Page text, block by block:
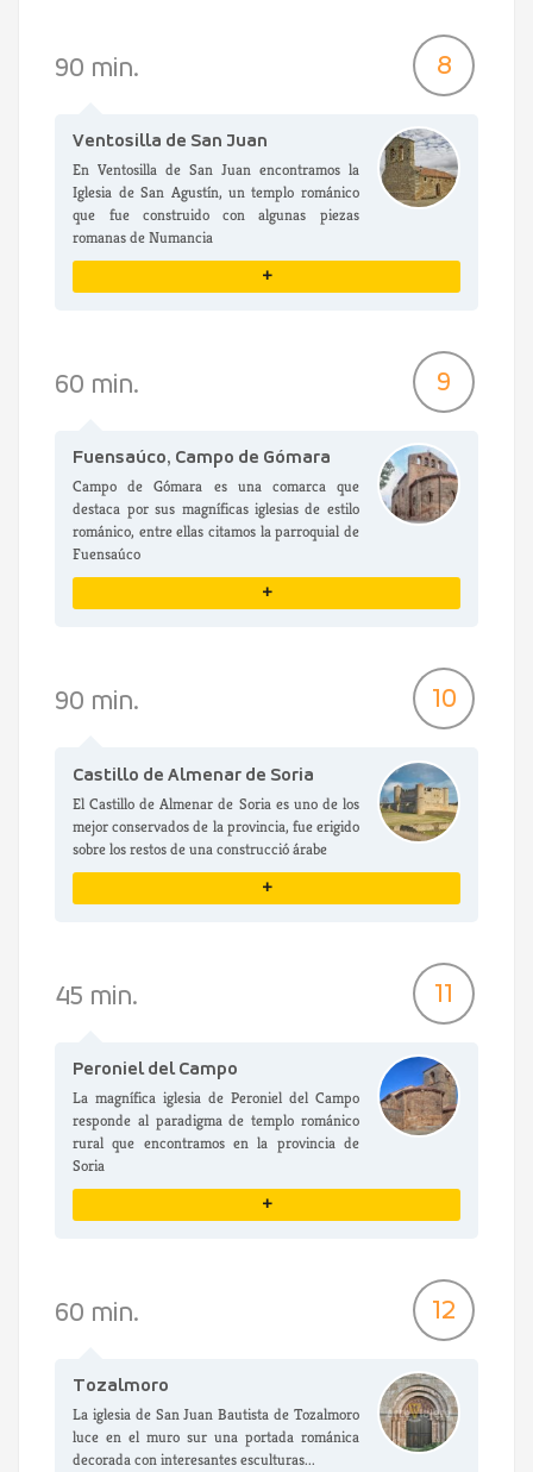
90 min. 8
Ventosilla de San Juan
En Ventosilla de San Juan encontramos la
Iglesia de San Agustín, un templo románico
que fue construido con algunas piezas
romanas de Numancia
+
60 min. 9
Fuensaúco, Campo de Gómara
Campo de Gómara es una comarca que
destaca por sus magníficas iglesias de estilo
románico, entre ellas citamos la parroquial de
Fuensaúco
+
90 min. 10
Castillo de Almenar de Soria
El Castillo de Almenar de Soria es uno de los
mejor conservados de la provincia, fue erigido
sobre los restos de una construcció árabe
+
45 min. 11
Peroniel del Campo
La magnífica iglesia de Peroniel del Campo
responde al paradigma de templo románico
rural que encontramos en la provincia de
Soria
+
60 min. 12
Tozalmoro
La iglesia de San Juan Bautista de Tozalmoro
luce en el muro sur una portada románica
decorada con interesantes esculturas...